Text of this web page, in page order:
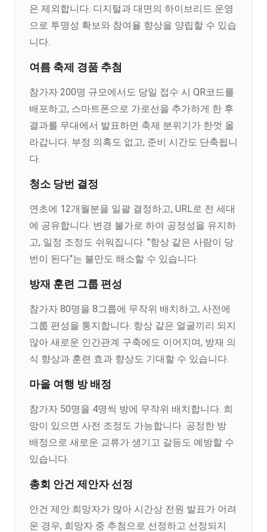
은 제외합니다. 디지털과 대면의 하이브리드 운영
으로 투명성 확보와 참여율 향상을 양립할 수 있습
니다.
여름 축제 경품 추첨
참가자 200명 규모에서도 당일 접수 시 QR코드를
배포하고, 스마트폰으로 가로선을 추가하게 한 후
결과를 무대에서 발표하면 축제 분위기가 한껏 올
라갑니다. 부정 의혹도 없고, 준비 시간도 단축됩니
다.
청소 당번 결정
연초에 12개월분을 일괄 결정하고, URL로 전 세대
에 공유합니다. 변경 불가로 하여 공정성을 유지하
고, 일정 조정도 쉬워집니다. "항상 같은 사람이 당
번이 된다"는 불만도 해소할 수 있습니다.
방재 훈련 그룹 편성
참가자 80명을 8그룹에 무작위 배치하고, 사전에
그룹 편성을 통지합니다. 항상 같은 얼굴끼리 되지
않아 새로운 인간관계 구축에도 이어지며, 방재 의
식 향상과 훈련 효과 향상도 기대할 수 있습니다.
마을 여행 방 배정
참가자 50명을 4명씩 방에 무작위 배치합니다. 희
망이 있으면 사전 조정도 가능합니다. 공정한 방
배정으로 새로운 교류가 생기고 갈등도 예방할 수
있습니다.
총회 안건 제안자 선정
안건 제안 희망자가 많아 시간상 전원 발표가 어려
운 경우, 희망자 중 추첨으로 선정하고 선정되지